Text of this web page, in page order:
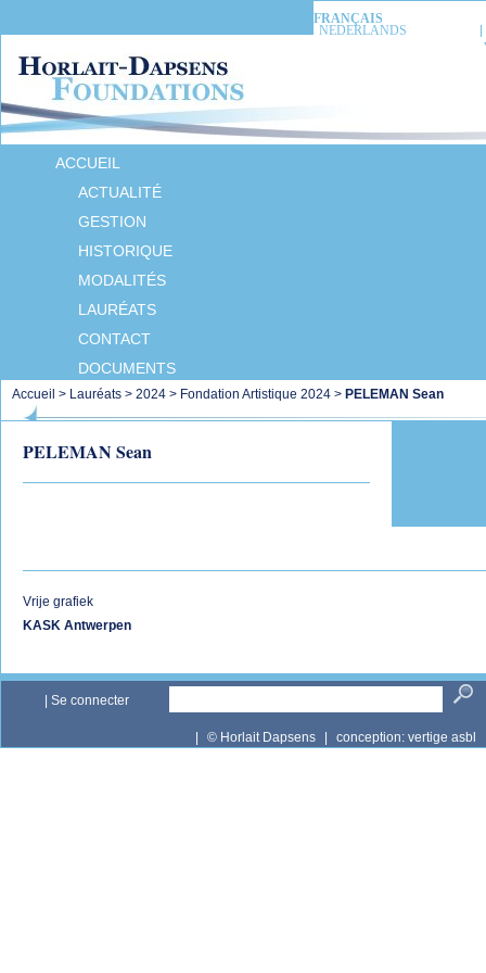
FRANÇAIS
NEDERLANDS
ACCUEIL
ACTUALITÉ
GESTION
HISTORIQUE
MODALITÉS
LAURÉATS
CONTACT
DOCUMENTS
Accueil > Lauréats > 2024 > Fondation Artistique 2024 > PELEMAN Sean
PELEMAN Sean
Vrije grafiek
KASK Antwerpen
Se connecter
© Horlait Dapsens conception: vertige asbl